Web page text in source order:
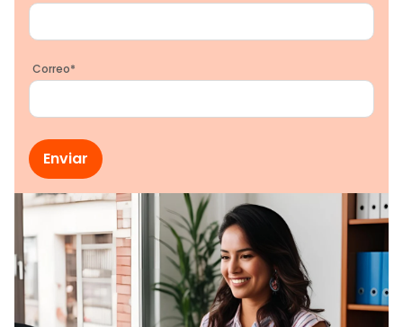
Correo*